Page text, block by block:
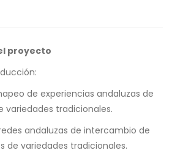
proyecto
de experiencias andaluzas de
variedades tradicionales.
andaluzas de intercambio de
de variedades tradicionales.